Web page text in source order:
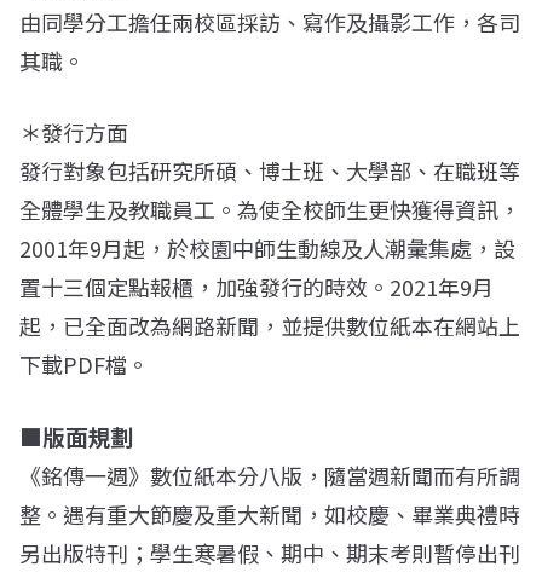
由同學分工擔任兩校區採訪、寫作及攝影工作，各司
其職。
＊發行方面
發行對象包括研究所碩、博士班、大學部、在職班等
全體學生及教職員工。為使全校師生更快獲得資訊，
2001年9月起，於校園中師生動線及人潮彙集處，設
置十三個定點報櫃，加強發行的時效。2021年9月
起，已全面改為網路新聞，並提供數位紙本在網站上
下載PDF檔。
■版面規劃
《銘傳一週》數位紙本分八版，隨當週新聞而有所調
整。遇有重大節慶及重大新聞，如校慶、畢業典禮時
另出版特刊；學生寒暑假、期中、期末考則暫停出刊